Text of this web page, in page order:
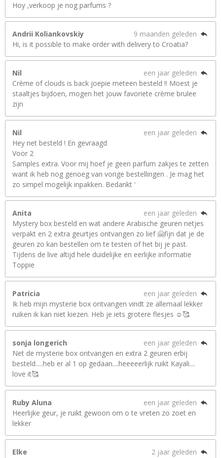
Hoy ,verkoop je nog parfums ?
Andrii Koliankovskiy
9 maanden geleden
Hi, is it possible to make order with delivery to Croatia?
Nil
een jaar geleden
Crème of clouds is back joepie meteen besteld !! Moest je
staaltjes bijdoen, mogen het jouw favoriete crème brulee
zijn
Nil
een jaar geleden
Hey net besteld ! En gevraagd
Voor 2
Samples extra. Voor mij hoef je geen parfum zakjes te zetten
want ik heb nog genoeg van vorige bestellingen . Je mag het
zo simpel mogelijk inpakken. Bedankt '
Anita
een jaar geleden
Mystery box besteld en wat andere Arabische geuren netjes
verpakt en 2 extra geurtjes ontvangen zo lief 🤗fijn dat je de
geuren zo kan bestellen om te testen of het bij je past.
Tijdens de live altijd hele duidelijke en eerlijke informatie
Toppie
Patricia
een jaar geleden
Ik heb mijn mysterie box ontvangen vindt ze allemaal lekker
ruiken ik kan niet kiezen. Heb je iets grotere flesjes ☺️🥰
sonja longerich
een jaar geleden
Net de mysterie box ontvangen en extra 2 geuren erbij
besteld.....heb er al 1 op gedaan....heeeeerlijk ruikt Kayali....
love it🥰
Ruby Aluna
een jaar geleden
Heerlijke geur, je ruikt gewoon om o te vreten zo zoet en
lekker
Elke
2 jaar geleden